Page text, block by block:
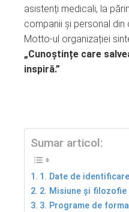
asistenți medicali, la
companii și personal
Motto-ul organizației
„Cunoștințe care
inspiră.”
Sumar articol:
1. Date de identificare
2. Misiune și filozofie
3. Programe de